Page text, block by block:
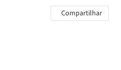
Compartilhar